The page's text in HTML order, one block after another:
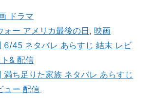
ドラマ
ォー アメリカ最後の日 , 映画
6/45 ネタバレ あらすじ 結末 レビ
& 配信
満ち足りた家族 ネタバレ あらすじ
ュー 配信